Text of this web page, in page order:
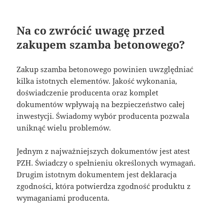
Na co zwrócić uwagę przed
zakupem szamba betonowego?
Zakup szamba betonowego powinien uwzględniać
kilka istotnych elementów. Jakość wykonania,
doświadczenie producenta oraz komplet
dokumentów wpływają na bezpieczeństwo całej
inwestycji. Świadomy wybór producenta pozwala
uniknąć wielu problemów.
Jednym z najważniejszych dokumentów jest atest
PZH. Świadczy o spełnieniu określonych wymagań.
Drugim istotnym dokumentem jest deklaracja
zgodności, która potwierdza zgodność produktu z
wymaganiami producenta.